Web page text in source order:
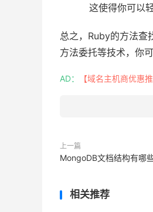
这使得你可以
总之，Ruby的方法查
方法委托等技术，你
AD： 【域名主机商优惠
上一篇
MongoDB文档结构有哪
相关推荐